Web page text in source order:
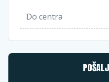
Do centra